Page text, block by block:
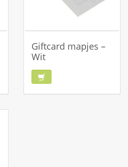
Giftcard mapjes –
Wit